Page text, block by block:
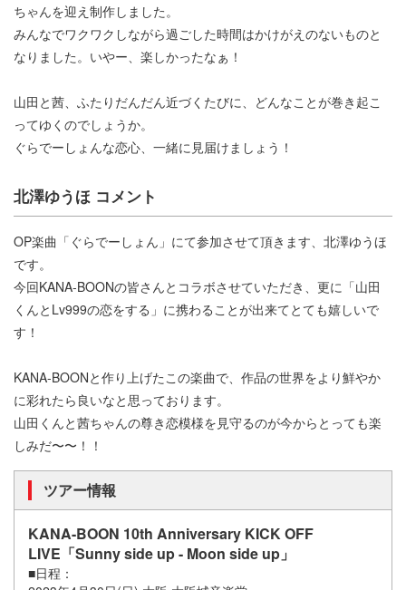
ちゃんを迎え制作しました。
みんなでワクワクしながら過ごした時間はかけがえのないものと
なりました。いやー、楽しかったなぁ！
山田と茜、ふたりだんだん近づくたびに、どんなことが巻き起こ
ってゆくのでしょうか。
ぐらでーしょんな恋心、一緒に見届けましょう！
北澤ゆうほ コメント
OP楽曲「ぐらでーしょん」にて参加させて頂きます、北澤ゆうほ
です。
今回KANA-BOONの皆さんとコラボさせていただき、更に「山田
くんとLv999の恋をする」に携わることが出来てとても嬉しいで
す！
KANA-BOONと作り上げたこの楽曲で、作品の世界をより鮮やか
に彩れたら良いなと思っております。
山田くんと茜ちゃんの尊き恋模様を見守るのが今からとっても楽
しみだ〜〜！！
ツアー情報
KANA-BOON 10th Anniversary KICK OFF
LIVE「Sunny side up - Moon side up」
■日程：